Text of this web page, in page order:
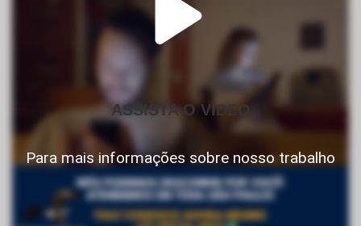
ASSISTA O VIDEO
Para mais informações sobre nosso trabalho